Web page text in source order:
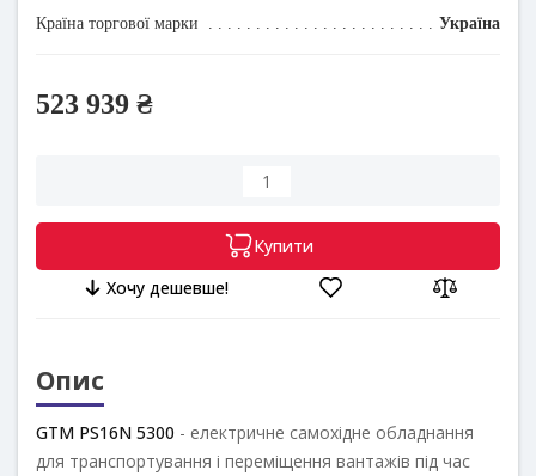
Країна торгової марки
Україна
523 939 ₴
Купити
Хочу дешевше!
Опис
GTM PS16N 5300 - електричне самохідне обладнання
для транспортування і переміщення вантажів під час